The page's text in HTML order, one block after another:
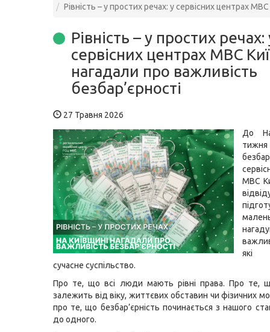
Рівність – у простих речах: у сервісних центрах
Рівність – у простих речах:
сервісних центрах МВС
нагадали про важливість
безбар’єрності
27 Травня 2026
До
тижня
МВС
які
сучасне суспільство.
Про те, що всі люди мають рівні права. Про те,
залежить від віку, життєвих обставин чи фізичних
про те, що безбар’єрність починається з нашого
до одного.